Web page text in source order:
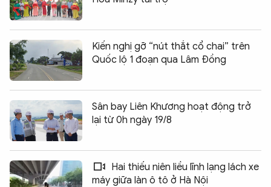
Kiến nghị gỡ “nút thắt cổ chai” trên
Quốc lộ 1 đoạn qua Lâm Đồng
Sân bay Liên Khương hoạt động trở
lại từ 0h ngày 19/8
Hai thiếu niên liều lĩnh lạng lách xe
máy giữa làn ô tô ở Hà Nội